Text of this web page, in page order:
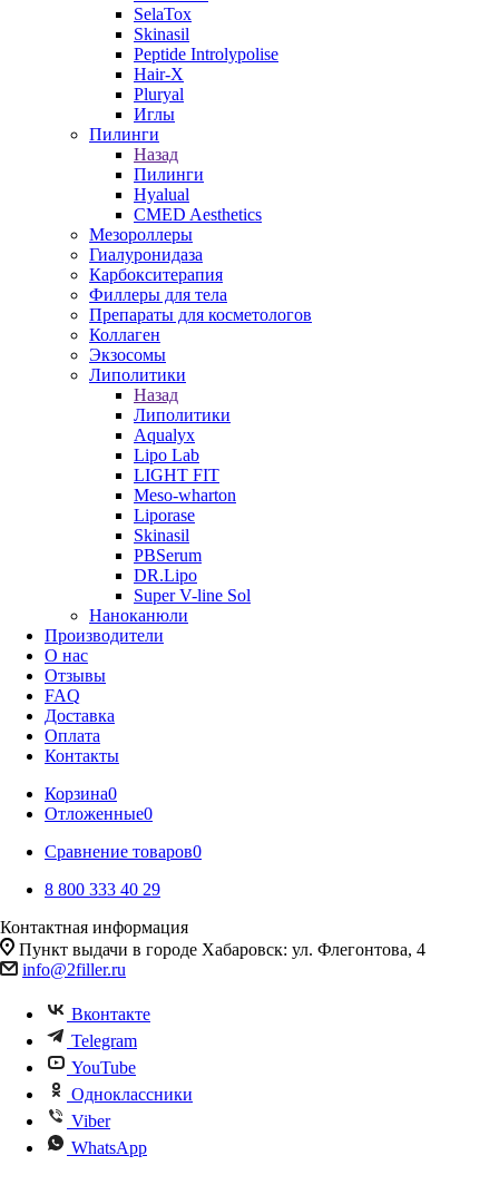
SelaTox
Skinasil
Peptide Introlypolise
Hair-X
Pluryal
Иглы
Пилинги
Назад
Пилинги
Hyalual
CMED Aesthetics
Мезороллеры
Гиалуронидаза
Карбокситерапия
Филлеры для тела
Препараты для косметологов
Коллаген
Экзосомы
Липолитики
Назад
Липолитики
Aqualyx
Lipo Lab
LIGHT FIT
Meso-wharton
Liporase
Skinasil
PBSerum
DR.Lipo
Super V-line Sol
Наноканюли
Производители
О нас
Отзывы
FAQ
Доставка
Оплата
Контакты
Корзина0
Отложенные0
Сравнение товаров0
8 800 333 40 29
Контактная информация
Пункт выдачи в городе Хабаровск: ул. Флегонтова, 4
info@2filler.ru
Вконтакте
Telegram
YouTube
Одноклассники
Viber
WhatsApp